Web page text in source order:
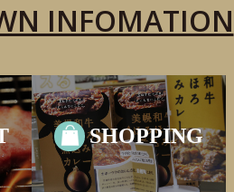
INFOMATION
SHOPPING